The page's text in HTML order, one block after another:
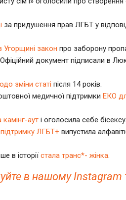
за придушення прав ЛГБТ у
Угорщині закон про заборону
документ підписали в
зміни статі після 14 років.
медичної підтримки ЕКО
аут і оголосила себе
ЛГБТ+ випустила
в історії стала транс*- жінка
в нашому Instagram